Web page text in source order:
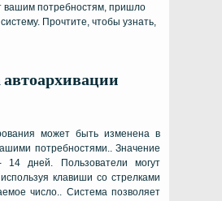
вашим потребностям, пришло
Прочтите, чтобы узнать,
может быть изменена в
потребностями.. Значение
дней. Пользователи могут
клавиши со стрелками
число.. Система позволяет